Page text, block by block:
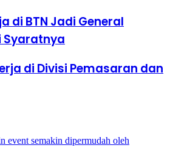
di BTN Jadi General
Syaratnya
di Divisi Pemasaran dan